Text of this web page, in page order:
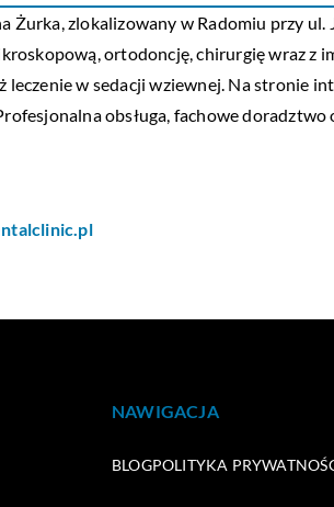
zlokalizowany w Radomiu przy ul.
ortodoncję, chirurgię wraz z
w sedacji wziewnej. Na stronie
obsługa, fachowe
NAWIGACJA
BLOGPOLITYKA